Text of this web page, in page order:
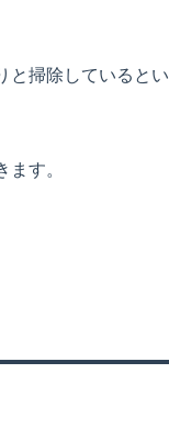
と掃除していると
す。